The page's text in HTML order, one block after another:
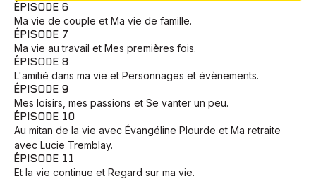
ÉPISODE 6
Ma vie de couple et Ma vie de famille.
ÉPISODE 7
Ma vie au travail et Mes premières fois.
ÉPISODE 8
L'amitié dans ma vie et Personnages et évènements.
ÉPISODE 9
Mes loisirs, mes passions et Se vanter un peu.
ÉPISODE 10
Au mitan de la vie avec Évangéline Plourde et Ma retraite
avec Lucie Tremblay.
ÉPISODE 11
Et la vie continue et Regard sur ma vie.